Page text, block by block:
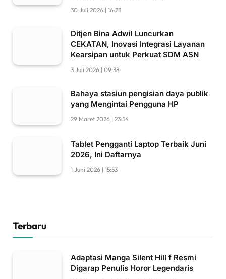
30 Juli 2026 | 16:23
Ditjen Bina Adwil Luncurkan
CEKATAN, Inovasi Integrasi Layanan
Kearsipan untuk Perkuat SDM ASN
3 Juli 2026 | 09:38
Bahaya stasiun pengisian daya publik
yang Mengintai Pengguna HP
29 Maret 2026 | 23:54
Tablet Pengganti Laptop Terbaik Juni
2026, Ini Daftarnya
1 Juni 2026 | 15:53
Terbaru
Adaptasi Manga Silent Hill f Resmi
Digarap Penulis Horor Legendaris